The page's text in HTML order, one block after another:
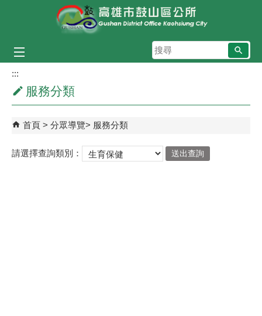
跳到主要內容區塊
搜
尋
:::
服務分類
首頁 分眾導覽 服務分類
請選擇查詢類別：